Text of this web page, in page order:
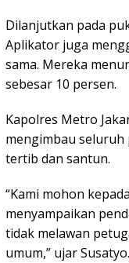
Dilanjutkan pada
Aplikator juga
sama. Mereka
sebesar 10 persen.
Kapolres Metro
mengimbau seluruh
tertib dan santun.
“Kami mohon
menyampaikan
tidak melawan
umum,” ujar Susatyo.